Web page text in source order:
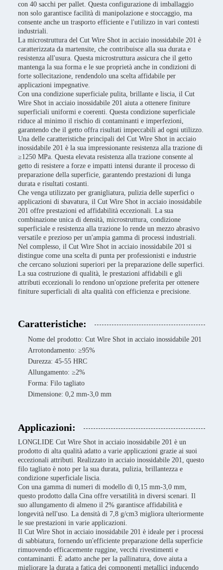
con 40 sacchi per pallet. Questa configurazione di imballaggio
non solo garantisce facilità di manipolazione e stoccaggio, ma
consente anche un trasporto efficiente e l'utilizzo in vari contesti
industriali.
La microstruttura del Cut Wire Shot in acciaio inossidabile 201 è
caratterizzata da martensite, che contribuisce alla sua durata e
resistenza all'usura. Questa microstruttura assicura che il getto
mantenga la sua forma e le sue proprietà anche in condizioni di
forte sollecitazione, rendendolo una scelta affidabile per
applicazioni impegnative.
Con una condizione superficiale pulita, brillante e liscia, il Cut
Wire Shot in acciaio inossidabile 201 aiuta a ottenere finiture
superficiali uniformi e coerenti. Questa condizione superficiale
riduce al minimo il rischio di contaminanti e imperfezioni,
garantendo che il getto offra risultati impeccabili ad ogni utilizzo.
Una delle caratteristiche principali del Cut Wire Shot in acciaio
inossidabile 201 è la sua impressionante resistenza alla trazione di
≥1250 MPa. Questa elevata resistenza alla trazione consente al
getto di resistere a forze e impatti intensi durante il processo di
preparazione della superficie, garantendo prestazioni di lunga
durata e risultati costanti.
Che venga utilizzato per granigliatura, pulizia delle superfici o
applicazioni di sbavatura, il Cut Wire Shot in acciaio inossidabile
201 offre prestazioni ed affidabilità eccezionali. La sua
combinazione unica di densità, microstruttura, condizione
superficiale e resistenza alla trazione lo rende un mezzo abrasivo
versatile e prezioso per un'ampia gamma di processi industriali.
Nel complesso, il Cut Wire Shot in acciaio inossidabile 201 si
distingue come una scelta di punta per professionisti e industrie
che cercano soluzioni superiori per la preparazione delle superfici.
La sua costruzione di qualità, le prestazioni affidabili e gli
attributi eccezionali lo rendono un'opzione preferita per ottenere
finiture superficiali di alta qualità con efficienza e precisione.
Caratteristiche:
Nome del prodotto: Cut Wire Shot in acciaio inossidabile 201
Arrotondamento: ≥95%
Durezza: 45-55 HRC
Allungamento: ≥2%
Forma: Filo tagliato
Dimensione: 0,2 mm-3,0 mm
Applicazioni:
LONGLIDE Cut Wire Shot in acciaio inossidabile 201 è un
prodotto di alta qualità adatto a varie applicazioni grazie ai suoi
eccezionali attributi. Realizzato in acciaio inossidabile 201, questo
filo tagliato è noto per la sua durata, pulizia, brillantezza e
condizione superficiale liscia.
Con una gamma di numeri di modello di 0,15 mm-3,0 mm,
questo prodotto dalla Cina offre versatilità in diversi scenari. Il
suo allungamento di almeno il 2% garantisce affidabilità e
longevità nell'uso. La densità di 7,8 g/cm3 migliora ulteriormente
le sue prestazioni in varie applicazioni.
Il Cut Wire Shot in acciaio inossidabile 201 è ideale per i processi
di sabbiatura, fornendo un'efficiente preparazione della superficie
rimuovendo efficacemente ruggine, vecchi rivestimenti e
contaminanti. È adatto anche per la pallinatura, dove aiuta a
migliorare la durata a fatica dei componenti metallici inducendo